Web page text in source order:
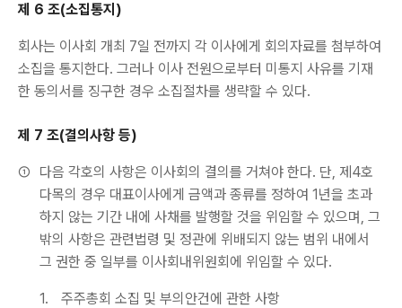
제 6 조(소집통지)
회사는 이사회 개최 7일 전까지 각 이사에게 회의자료를 첨부하여
소집을 통지한다. 그러나 이사 전원으로부터 미통지 사유를 기재
한 동의서를 징구한 경우 소집절차를 생략할 수 있다.
제 7 조(결의사항 등)
①
다음 각호의 사항은 이사회의 결의를 거쳐야 한다. 단, 제4호
다목의 경우 대표이사에게 금액과 종류를 정하여 1년을 초과
하지 않는 기간 내에 사채를 발행할 것을 위임할 수 있으며, 그
밖의 사항은 관련법령 및 정관에 위배되지 않는 범위 내에서
그 권한 중 일부를 이사회내위원회에 위임할 수 있다.
1. 주주총회 소집 및 부의안건에 관한 사항